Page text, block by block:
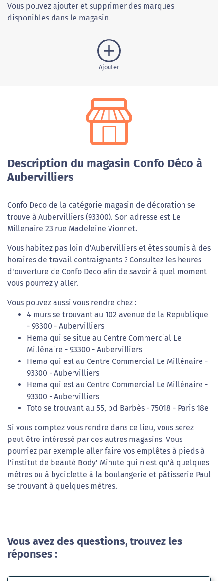
Vous pouvez ajouter et supprimer des marques
disponibles dans le magasin.
Ajouter
Description du magasin Confo Déco à
Aubervilliers
Confo Deco de la catégorie magasin de décoration se
trouve à Aubervilliers (93300). Son adresse est Le
Millenaire 23 rue Madeleine Vionnet.
Vous habitez pas loin d'Aubervilliers et êtes soumis à des
horaires de travail contraignants ? Consultez les heures
d'ouverture de Confo Deco afin de savoir à quel moment
vous pourrez y aller.
Vous pouvez aussi vous rendre chez :
4 murs se trouvant au 102 avenue de la Republique
- 93300 - Aubervilliers
Hema qui se situe au Centre Commercial Le
Millénaire - 93300 - Aubervilliers
Hema qui est au Centre Commercial Le Millénaire -
93300 - Aubervilliers
Hema qui est au Centre Commercial Le Millénaire -
93300 - Aubervilliers
Toto se trouvant au 55, bd Barbès - 75018 - Paris 18e
Si vous comptez vous rendre dans ce lieu, vous serez
peut être intéressé par ces autres magasins. Vous
pourriez par exemple aller faire vos emplêtes à pieds à
l'institut de beauté Body' Minute qui n'est qu'à quelques
mètres ou à byciclette à la boulangerie et pâtisserie Paul
se trouvant à quelques mètres.
Vous avez des questions, trouvez les
réponses :